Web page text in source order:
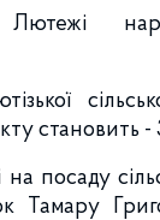
становить -
посаду
Тамару